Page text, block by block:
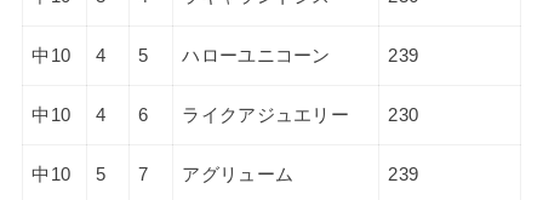
中10 4 5 ハローユニコーン 239
中10 4 6 ライクアジュエリー 230
中10 5 7 アグリューム 239